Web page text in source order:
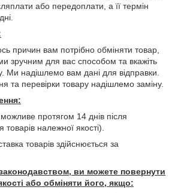
або передоплати, а її термін
причин вам потрібно обміняти товар,
зручним для вас способом та вкажіть
Ми надішлемо вам дані для відправки.
та перевірки товару надішлемо заміну.
протягом 14 днів після
належної якості).
товарів здійснюється за
ви можете повернути
або обміняти його, якщо: